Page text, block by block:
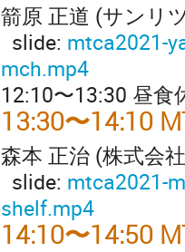
箭原 正道 (サンリ
slide: mtca2021-
mch.mp4
12:10〜13:30 昼食
13:30〜14:10
森本 正治 (株式会
slide: mtca2021-
shelf.mp4
14:10〜14:50